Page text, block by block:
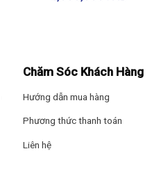
Chăm Sóc Khách Hàng
Hướng dẫn mua hàng
Phương thức thanh toán
Liên hệ